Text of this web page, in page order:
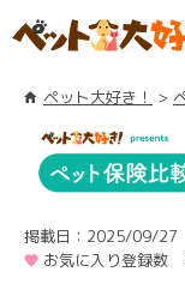
ペット大好き！
掲載日：2025/09/27
お気に入り登録数